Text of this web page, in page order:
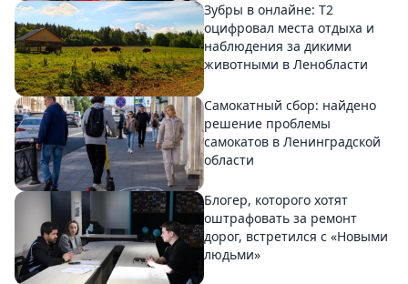
Зубры в онлайне: Т2
оцифровал места отдыха и
наблюдения за дикими
животными в Ленобласти
Самокатный сбор: найдено
решение проблемы
самокатов в Ленинградской
области
Блогер, которого хотят
оштрафовать за ремонт
дорог, встретился с «Новыми
людьми»